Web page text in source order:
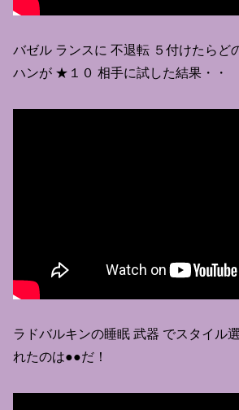
バゼル ランスに 不退転 ５付けたらど
ハンが ★１０ 相手に試した結果・・
ラドバルキンの睡眠 武器 でスタイル
れたのは●●だ！